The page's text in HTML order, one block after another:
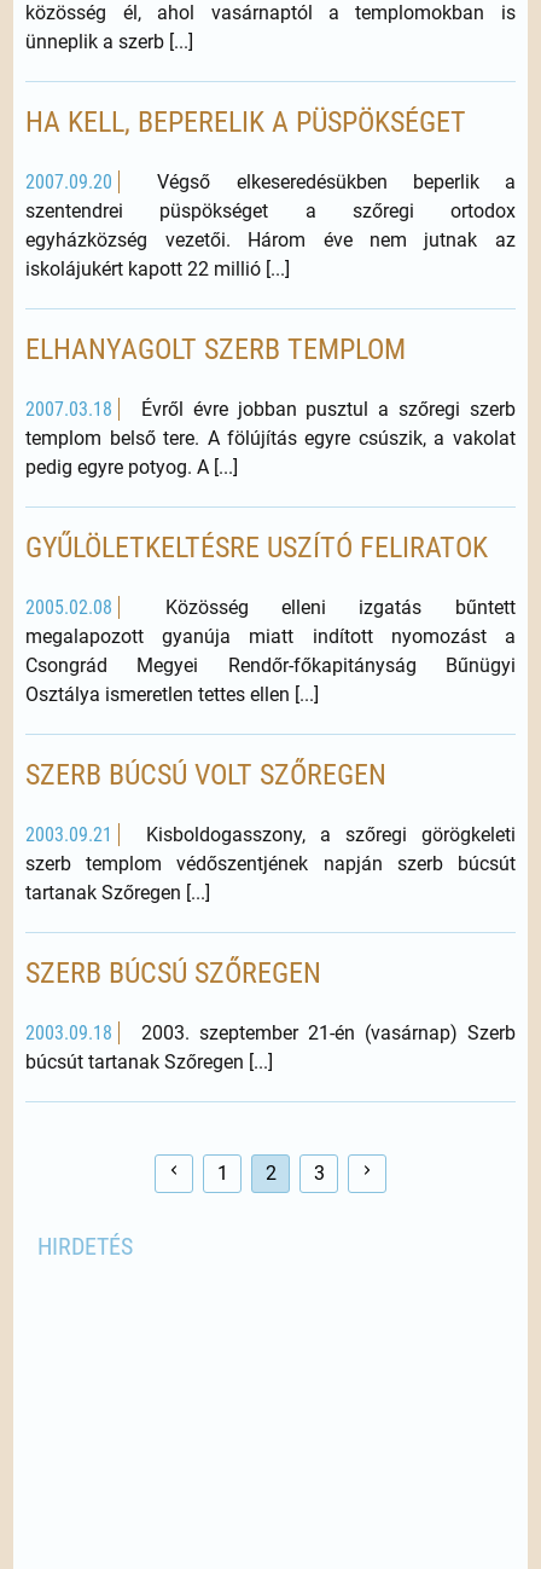
közösség él, ahol vasárnaptól a templomokban is
ünneplik a szerb [...]
HA KELL, BEPERELIK A PÜSPÖKSÉGET
2007.09.20
Végső elkeseredésükben beperlik a
szentendrei püspökséget a szőregi ortodox
egyházközség vezetői. Három éve nem jutnak az
iskolájukért kapott 22 millió [...]
ELHANYAGOLT SZERB TEMPLOM
2007.03.18
Évről évre jobban pusztul a szőregi szerb
templom belső tere. A fölújítás egyre csúszik, a vakolat
pedig egyre potyog. A [...]
GYŰLÖLETKELTÉSRE USZÍTÓ FELIRATOK
2005.02.08
Közösség elleni izgatás bűntett
megalapozott gyanúja miatt indított nyomozást a
Csongrád Megyei Rendőr-főkapitányság Bűnügyi
Osztálya ismeretlen tettes ellen [...]
SZERB BÚCSÚ VOLT SZŐREGEN
2003.09.21
Kisboldogasszony, a szőregi görögkeleti
szerb templom védőszentjének napján szerb búcsút
tartanak Szőregen [...]
SZERB BÚCSÚ SZŐREGEN
2003.09.18
2003. szeptember 21-én (vasárnap) Szerb
búcsút tartanak Szőregen [...]
1 2 3
HIRDETÉS